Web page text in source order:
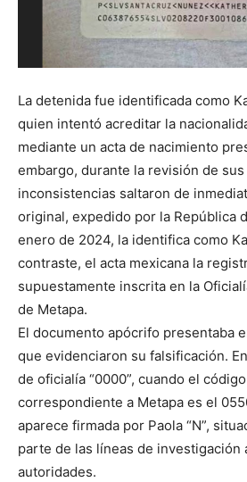
La detenida fue identificada como
quien intentó acreditar la
mediante un acta de nacimiento
embargo, durante la revisión de
inconsistencias saltaron de
original, expedido por la República
enero de 2024, la identifica como
contraste, el acta mexicana la
supuestamente inscrita en la
de Metapa.
El documento apócrifo presentaba
que evidenciaron su falsificación.
de oficialía “0000”, cuando el
correspondiente a Metapa es el
aparece firmada por Paola “N”,
parte de las líneas de investigación
autoridades.